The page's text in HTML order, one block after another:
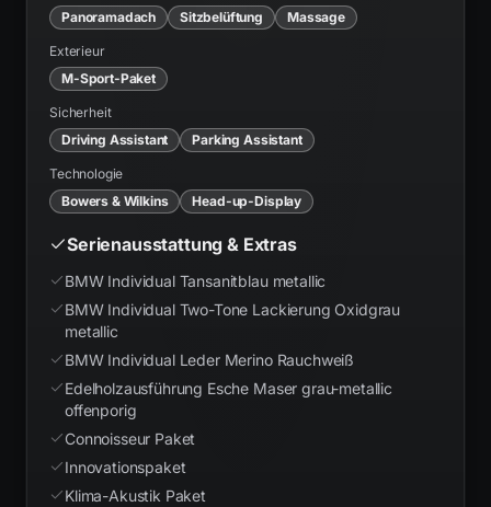
Panoramadach
Sitzbelüftung Massage
Exterieur
M-Sport-Paket
Sicherheit
Driving Assistant
Parking Assistant
Technologie
Bowers & Wilkins
Head-up-Display
Serienausstattung & Extras
BMW Individual Tansanitblau metallic
BMW Individual Two-Tone Lackierung Oxidgrau
metallic
BMW Individual Leder Merino Rauchweiß
Edelholzausführung Esche Maser grau-metallic
offenporig
Connoisseur Paket
Innovationspaket
Klima-Akustik Paket